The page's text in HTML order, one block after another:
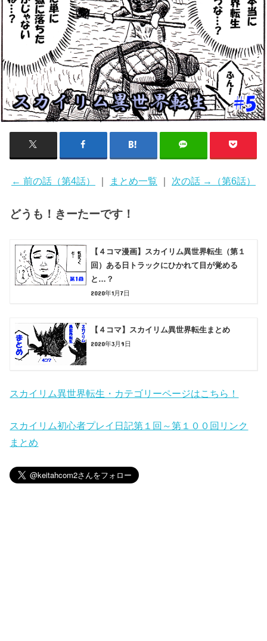
← 前の話（第4話） ｜ まとめ一覧 ｜ 次の話 →（第6話）
どうも！きーたーです！
【４コマ漫画】スカイリム異世界転生（第１
回）ある日トラックにひかれて目が覚める
と…？
2020年1月7日
【４コマ】スカイリム異世界転生まとめ
2020年3月9日
スカイリム異世界転生・カテゴリーページはこちら！
スカイリム初心者プレイ日記第１回～第１００回リンク
まとめ